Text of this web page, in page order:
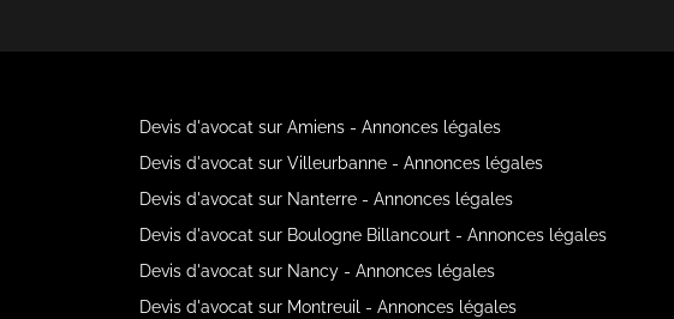
Devis d'avocat sur Amiens - Annonces légales
Devis d'avocat sur Villeurbanne - Annonces légales
Devis d'avocat sur Nanterre - Annonces légales
Devis d'avocat sur Boulogne Billancourt - Annonces légales
Devis d'avocat sur Nancy - Annonces légales
Devis d'avocat sur Montreuil - Annonces légales